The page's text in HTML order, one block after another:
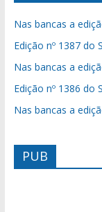
Nas bancas a
Edição nº 1387 do
Nas bancas a
Edição nº 1386 do
Nas bancas a
PUB